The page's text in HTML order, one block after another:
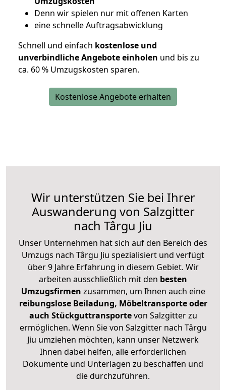
Denn wir spielen nur mit offenen Karten
eine schnelle Auftragsabwicklung
Schnell und einfach kostenlose und
unverbindliche Angebote einholen und bis zu
ca. 60 % Umzugskosten sparen.
Kostenlose Angebote erhalten
Wir unterstützen Sie bei Ihrer
Auswanderung von Salzgitter
nach Târgu Jiu
Unser Unternehmen hat sich auf den Bereich des
Umzugs nach Târgu Jiu spezialisiert und verfügt
über 9 Jahre Erfahrung in diesem Gebiet. Wir
arbeiten ausschließlich mit den besten
Umzugsfirmen zusammen, um Ihnen auch eine
reibungslose Beiladung, Möbeltransporte oder
auch Stückguttransportevon Salzgitter zu
ermöglichen. Wenn Sie von Salzgitter nach Târgu
Jiu umziehen möchten, kann unser Netzwerk
Ihnen dabei helfen, alle erforderlichen
Dokumente und Unterlagen zu beschaffen und
die durchzuführen.